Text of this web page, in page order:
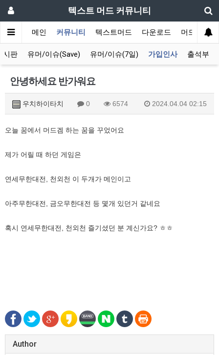
텍스트 머드 커뮤니티
메인 커뮤니티 텍스트머드 다운로드 머드 잡담
시판 유머/이슈(Save) 유머/이슈(7일) 가입인사 출석부
안녕하세요 반가워요
우치하이타치 0 6574 2024.04.04 02:15
오늘 꿈에서 머드겜 하는 꿈을 꾸었어요
제가 어릴 때 하던 게임은
연세무한대전, 천외천 이 두개가 메인이고
아주무한대전, 금오무한대전 등 몇개 있던거 같네요
혹시 연세무한대전, 천외천 즐기셨던 분 계신가요? ㅎㅎ
Author